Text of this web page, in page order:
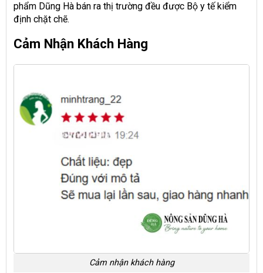
phẩm Dũng Hà bán ra thị trường đều được Bộ y tế kiểm
định chặt chẽ.
Cảm Nhận Khách Hàng
Cảm nhận khách hàng